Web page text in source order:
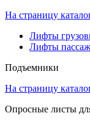
На страницу
Лифты
Лифты
Подъемники
На страницу
Опросные листы